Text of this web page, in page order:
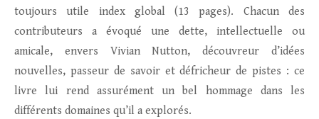
toujours utile index global (13 pages). Chacun des
contributeurs a évoqué une dette, intellectuelle ou
amicale, envers Vivian Nutton, découvreur d’idées
nouvelles, passeur de savoir et défricheur de pistes : ce
livre lui rend assurément un bel hommage dans les
différents domaines qu’il a explorés.